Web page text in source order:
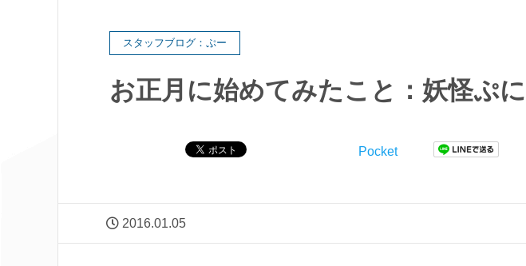
スタッフブログ：ぷー
お正月に始めてみたこと：妖怪ぷ
Pocket
2016.01.05